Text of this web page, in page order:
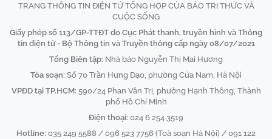
TRANG THÔNG TIN ĐIỆN TỬ TỔNG HỢP CỦA BÁO TRI THỨC VÀ
CUỘC SỐNG
Giấy phép số 113/GP-TTĐT do Cục Phát thanh, truyền hình và Thông
tin điện tử - Bộ Thông tin và Truyền thông cấp ngày 08/07/2021
Tổng Biên tập: Nhà báo Nguyễn Thị Mai Hương
Tòa soạn: Số 70 Trần Hưng Đạo, phường Cửa Nam, Hà Nội
VPĐD tại TP.HCM: 590/24 Phan Văn Trị, phường Hạnh Thông, Thành
phố Hồ Chí Minh
Điện thoại: 024 6 254 3519
Hotline: 035 249 5588 / 096 523 7756 (Toà soạn Hà Nội) / 091 122